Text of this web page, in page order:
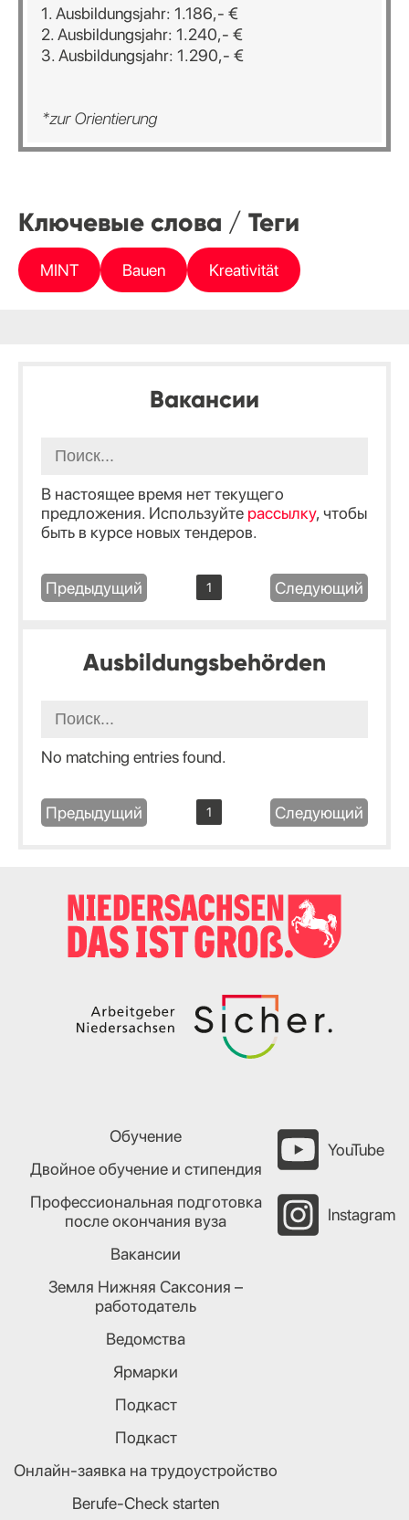
1. Ausbildungsjahr: 1.186,- €
2. Ausbildungsjahr: 1.240,- €
3. Ausbildungsjahr: 1.290,- €
*zur Orientierung
Ключевые слова / Теги
MINT Bauen Kreativität
Вакансии
В настоящее время нет текущего
предложения. Используйте рассылку, чтобы
быть в курсе новых тендеров.
Предыдущий 1 Следующий
Ausbildungsbehörden
No matching entries found.
Предыдущий 1 Следующий
Обучение
Двойное обучение и стипендия
Профессиональная подготовка
после окончания вуза
Вакансии
Земля Нижняя Саксония –
работодатель
Ведомства
Ярмарки
Подкаст
Подкаст
Онлайн-заявка на трудоустройство
Berufe-Check starten
YouTube
Instagram